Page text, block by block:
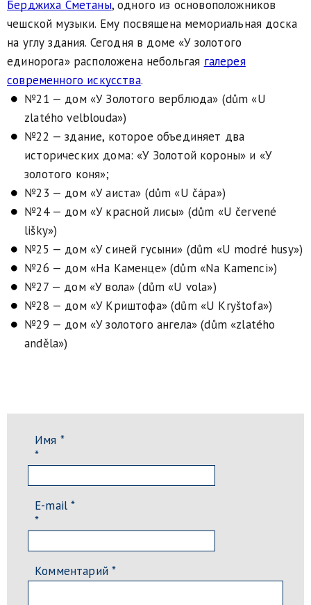
Берджиха Сметаны, одного из основоположников
чешской музыки. Ему посвящена мемориальная доска
на углу здания. Сегодня в доме «У золотого
единорога» расположена небольгая галерея
современного искусства.
№21 — дом «У Золотого верблюда» (dům «U
zlatého velblouda»)
№22 — здание, которое объединяет два
исторических дома: «У Золотой короны» и «У
золотого коня»;
№23 — дом «У аиста» (dům «U čápa»)
№24 — дом «У красной лисы» (dům «U červené
lišky»)
№25 — дом «У синей гусыни» (dům «U modré husy»)
№26 — дом «На Каменце» (dům «Na Kamenci»)
№27 — дом «У вола» (dům «U vola»)
№28 — дом «У Криштофа» (dům «U Kryštofa»)
№29 — дом «У золотого ангела» (dům «zlatého
anděla»)
Имя *
*
E-mail *
*
Комментарий*